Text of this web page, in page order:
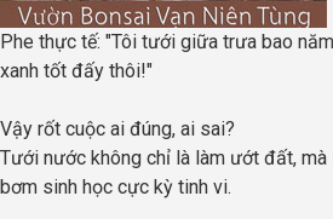
Phe thực tế: "Tôi tưới giữa trưa bao
xanh tốt đấy thôi!"
Vậy rốt cuộc ai đúng, ai sai?
Tưới nước không chỉ là làm ướt đất, mà
bơm sinh học cực kỳ tinh vi.